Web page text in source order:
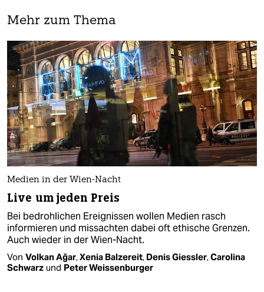
Mehr zum Thema
Medien in der Wien-Nacht
Live um jeden Preis
Bei bedrohlichen Ereignissen wollen Medien rasch
informieren und missachten dabei oft ethische Grenzen.
Auch wieder in der Wien-Nacht.
Von Volkan Ağar,Xenia Balzereit, Denis Giessler,Carolina
Schwarz und Peter Weissenburger